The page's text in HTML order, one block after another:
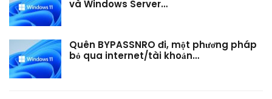
và Windows Server…
Quên BYPASSNRO đi, một phương pháp
bỏ qua internet/tài khoản…